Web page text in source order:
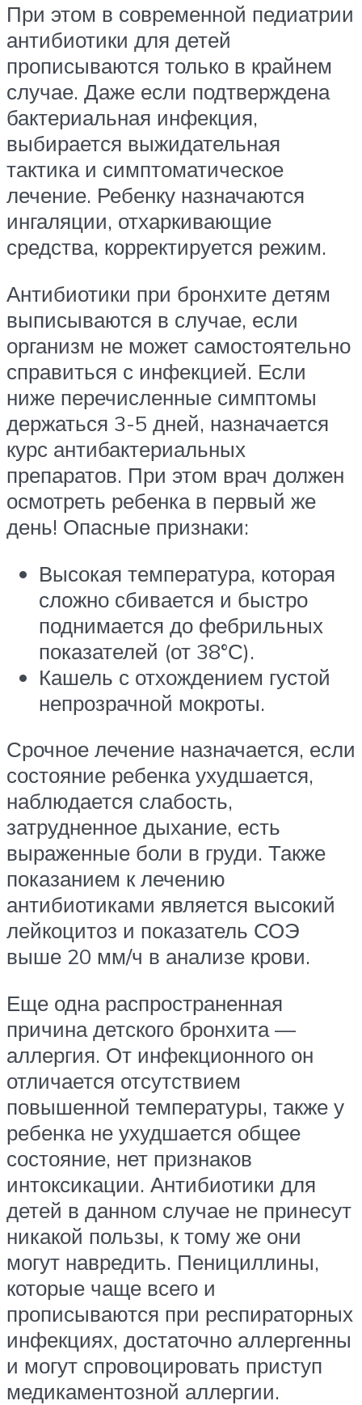
При этом в современной педиатрии
антибиотики для детей
прописываются только в крайнем
случае. Даже если подтверждена
бактериальная инфекция,
выбирается выжидательная
тактика и симптоматическое
лечение. Ребенку назначаются
ингаляции, отхаркивающие
средства, корректируется режим.
Антибиотики при бронхите детям
выписываются в случае, если
организм не может самостоятельно
справиться с инфекцией. Если
ниже перечисленные симптомы
держаться 3-5 дней, назначается
курс антибактериальных
препаратов. При этом врач должен
осмотреть ребенка в первый же
день! Опасные признаки:
Высокая температура, которая
сложно сбивается и быстро
поднимается до фебрильных
показателей (от 38°С).
Кашель с отхождением густой
непрозрачной мокроты.
Срочное лечение назначается, если
состояние ребенка ухудшается,
наблюдается слабость,
затрудненное дыхание, есть
выраженные боли в груди. Также
показанием к лечению
антибиотиками является высокий
лейкоцитоз и показатель СОЭ
выше 20 мм/ч в анализе крови.
Еще одна распространенная
причина детского бронхита —
аллергия. От инфекционного он
отличается отсутствием
повышенной температуры, также у
ребенка не ухудшается общее
состояние, нет признаков
интоксикации. Антибиотики для
детей в данном случае не принесут
никакой пользы, к тому же они
могут навредить. Пенициллины,
которые чаще всего и
прописываются при респираторных
инфекциях, достаточно аллергенны
и могут спровоцировать приступ
медикаментозной аллергии.